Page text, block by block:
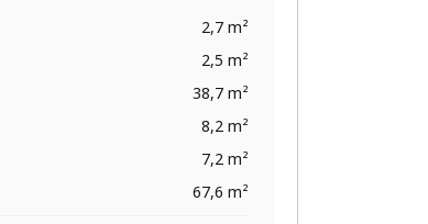
2,7 m²
2,5 m²
38,7 m²
8,2 m²
7,2 m²
67,6 m²